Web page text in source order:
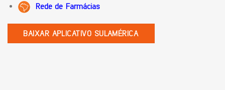
Rede de Farmácias
BAIXAR APLICATIVO SULAMÉRICA